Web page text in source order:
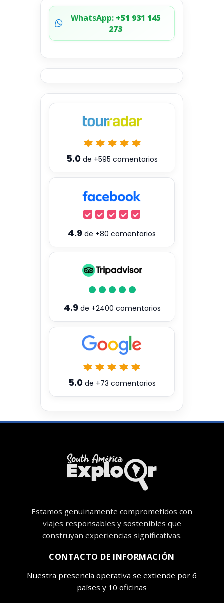
WhatsApp:+51 931 145
273
5.0 de +595 comentarios
4.9 de +80 comentarios
4.9de +2400 comentarios
5.0de +73 comentarios
Estamos genuinamente comprometidos con
viajes responsables y sostenibles que
construyan experiencias significativas.
CONTACTO DE INFORMACIÓN
Nuestra presencia operativa se extiende por 6
países y 10 oficinas